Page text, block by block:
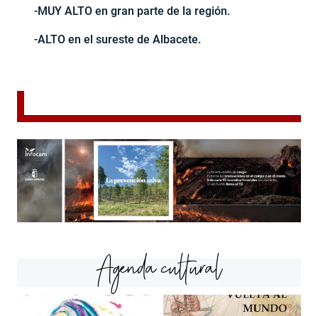
-MUY ALTO en gran parte de la región.
-ALTO en el sureste de Albacete.
Agenda cultural